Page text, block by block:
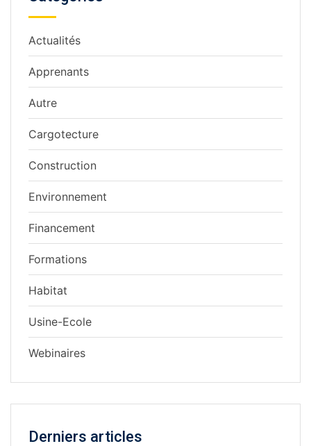
Actualités
Apprenants
Autre
Cargotecture
Construction
Environnement
Financement
Formations
Habitat
Usine-Ecole
Webinaires
Derniers articles